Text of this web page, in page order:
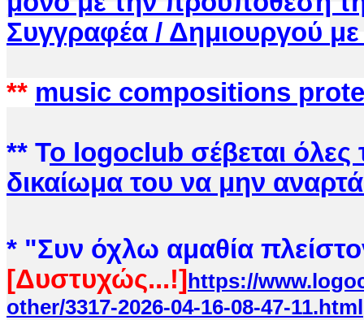
Συγγραφέα / Δημιουργού
** music compositions
** Το logoclub σέβεται όλες
δικαίωμα του να μην
* "Συν όχλω αμαθία
[Δυστυχώς...!] https://
other/3317-2026-04-16-08-47-11.html